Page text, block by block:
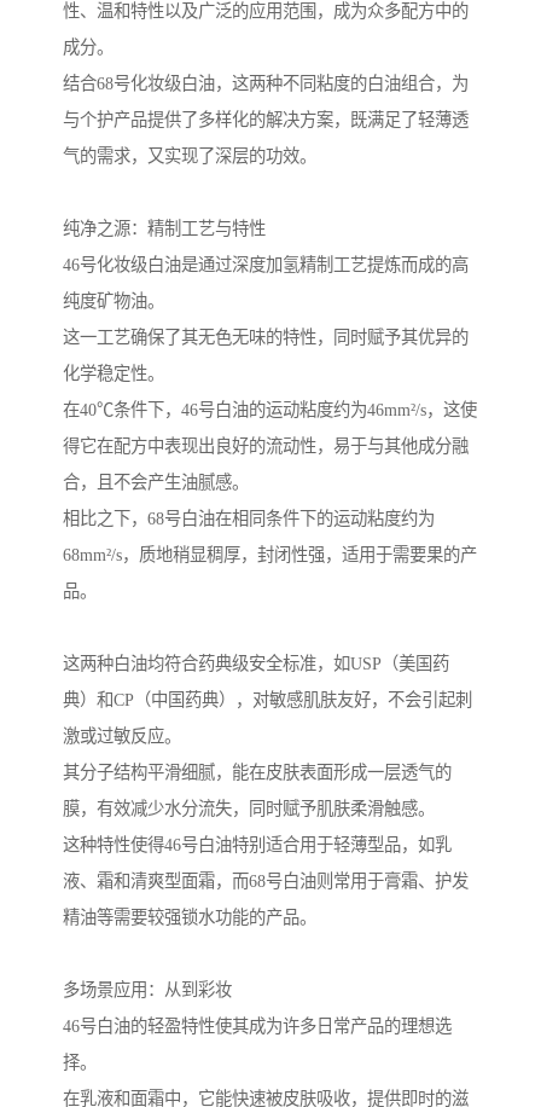
性、温和特性以及广泛的应用范围，成为众多配方中的
成分。
结合68号化妆级白油，这两种不同粘度的白油组合，为
与个护产品提供了多样化的解决方案，既满足了轻薄透
气的需求，又实现了深层的功效。
纯净之源：精制工艺与特性
46号化妆级白油是通过深度加氢精制工艺提炼而成的高
纯度矿物油。
这一工艺确保了其无色无味的特性，同时赋予其优异的
化学稳定性。
在40℃条件下，46号白油的运动粘度约为46mm²/s，这使
得它在配方中表现出良好的流动性，易于与其他成分融
合，且不会产生油腻感。
相比之下，68号白油在相同条件下的运动粘度约为
68mm²/s，质地稍显稠厚，封闭性强，适用于需要果的产
品。
这两种白油均符合药典级安全标准，如USP（美国药
典）和CP（中国药典），对敏感肌肤友好，不会引起刺
激或过敏反应。
其分子结构平滑细腻，能在皮肤表面形成一层透气的
膜，有效减少水分流失，同时赋予肌肤柔滑触感。
这种特性使得46号白油特别适合用于轻薄型品，如乳
液、霜和清爽型面霜，而68号白油则常用于膏霜、护发
精油等需要较强锁水功能的产品。
多场景应用：从到彩妆
46号白油的轻盈特性使其成为许多日常产品的理想选
择。
在乳液和面霜中，它能快速被皮肤吸收，提供即时的滋